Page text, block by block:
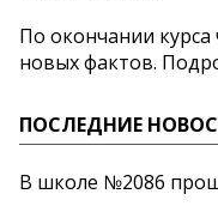
По окончании
новых фактов.
ПОСЛЕДНИЕ
В школе №2086